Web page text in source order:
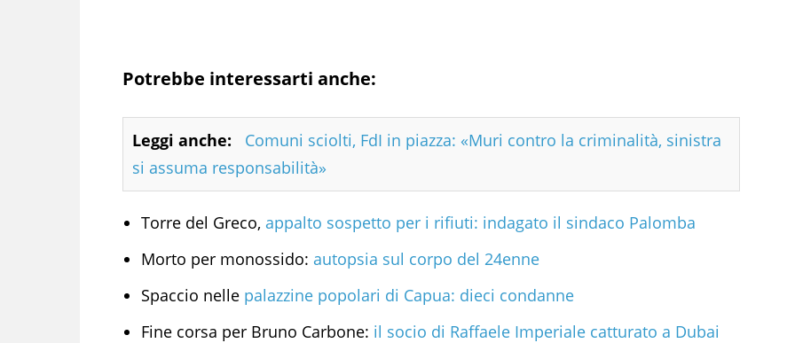
Potrebbe interessarti anche:
Leggi anche:
Comuni sciolti, FdI in piazza: «Muri contro la criminalità, sinistra
si assuma responsabilità»
Torre del Greco, appalto sospetto per i rifiuti: indagato il sindaco Palomba
Morto per monossido: autopsia sul corpo del 24enne
Spaccio nelle palazzine popolari di Capua: dieci condanne
Fine corsa per Bruno Carbone: il socio di Raffaele Imperiale catturato a Dubai